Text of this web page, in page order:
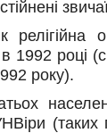
релігійна
1992 році
року).